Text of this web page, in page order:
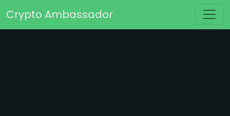
Основная навигация
Crypto Ambassador